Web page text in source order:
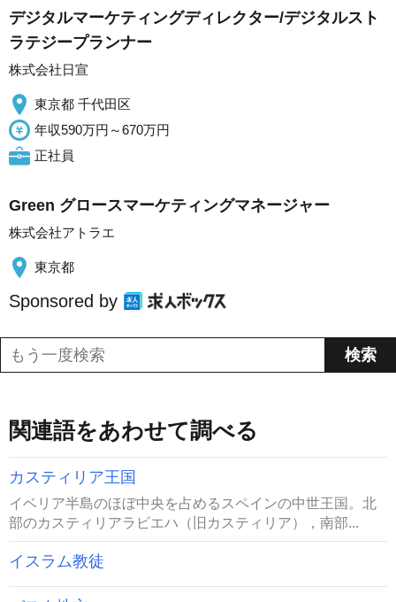
デジタルマーケティングディレクター/デジタルスト
ラテジープランナー
株式会社日宣
東京都 千代田区
年収590万円～670万円
正社員
Green グロースマーケティングマネージャー
株式会社アトラエ
東京都
Sponsored by
関連語をあわせて調べる
カスティリア王国
イベリア半島のほぼ中央を占めるスペインの中世王国。北
部のカスティリアラビエハ（旧カスティリア），南部...
イスラム教徒